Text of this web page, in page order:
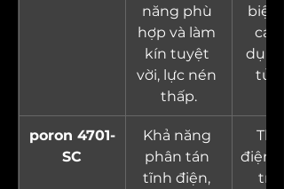
năng phù
hợp và làm
kín tuyệt
vời, lực nén
thấp.
biệt
các
tử
poron 4701-
SC
Khả năng
phân tán
tĩnh điện,
điện